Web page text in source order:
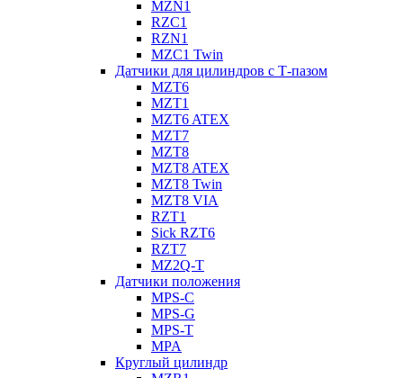
MZN1
RZC1
RZN1
MZC1 Twin
Датчики для цилиндров с Т-пазом
MZT6
MZT1
MZT6 ATEX
MZT7
MZT8
MZT8 ATEX
MZT8 Twin
MZT8 VIA
RZT1
Sick RZT6
RZT7
MZ2Q-T
Датчики положения
MPS-C
MPS-G
MPS-T
MPA
Круглый цилиндр